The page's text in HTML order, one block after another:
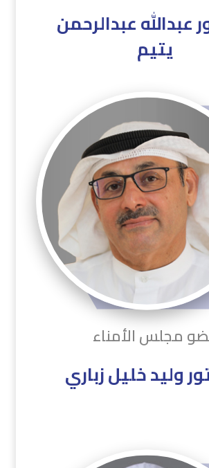
عبدالله عبدالرحمن
يتيم
مجلس الأمناء
وليد خليل زباري